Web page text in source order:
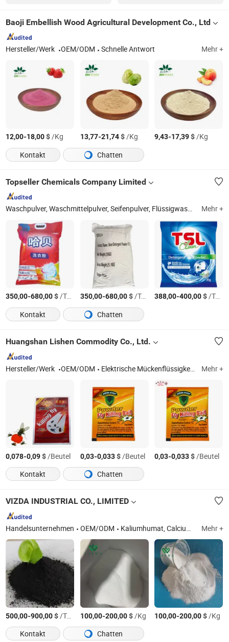
Baoji Embellish Wood Agricultural Development Co., Ltd
Hersteller/Werk OEM/ODM Schnelle Antwort Mehr +
12,00-18,00$/Kg 13,77-21,74$/Kg 9,43-17,39$/Kg
Kontakt
Chatten
Topseller Chemicals Company Limited
Waschpulver, Waschmittelpulver, Seifenpulver, Flüssigwaschmittel, Geschirrspülmittel, Reinigungsmittel, Wäschewaschpulver, Pulverwaschmittel, Waschmittel in Pulverform, blaues Waschmittelpulver Mehr +
350,00-680,00$/Ton 350,00-680,00$/Ton 388,00-400,00$/Ton
Kontakt
Chatten
Huangshan Lishen Commodity Co., Ltd.
Hersteller/Werk OEM/ODM Elektrische Mückenflüssigkeit; Elektrische Mückenmatte; Rattenkleberfalle; Insektizid-Köder Mehr +
0,078-0,09$/Beutel 0,03-0,033$/Beutel 0,03-0,033$/Beutel
Kontakt
Chatten
VIZDA INDUSTRIAL CO., LIMITED
Handelsunternehmen OEM/ODM Kaliumhumat, Calciumammoniumnitrat, Harnstoff, UAN, Ammoniumsulfat, Kaliumcarbonat, Calcium-Magnesium-Nitrat, Calciumsalz, MAP, EDTA Mehr +
500,00-900,00$/Ton 100,00-200,00$/Kg 100,00-200,00$/Kg
Kontakt
Chatten